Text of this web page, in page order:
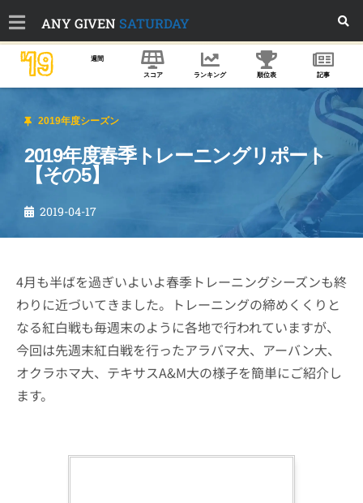
ANY GIVEN SATURDAY
'19 週間
スコア ランキング 順位表 記事
2019年度シーズン
2019年度春季トレーニングリポート
【その5】
2019-04-17
4月も半ばを過ぎいよいよ春季トレーニングシーズンも終
わりに近づいてきました。トレーニングの締めくくりと
なる紅白戦も毎週末のように各地で行われていますが、
今回は先週末紅白戦を行ったアラバマ大、アーバン大、
オクラホマ大、テキサスA&M大の様子を簡単にご紹介し
ます。